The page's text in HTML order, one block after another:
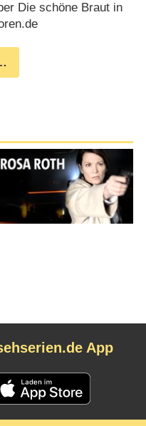
Die schöne Braut in
App